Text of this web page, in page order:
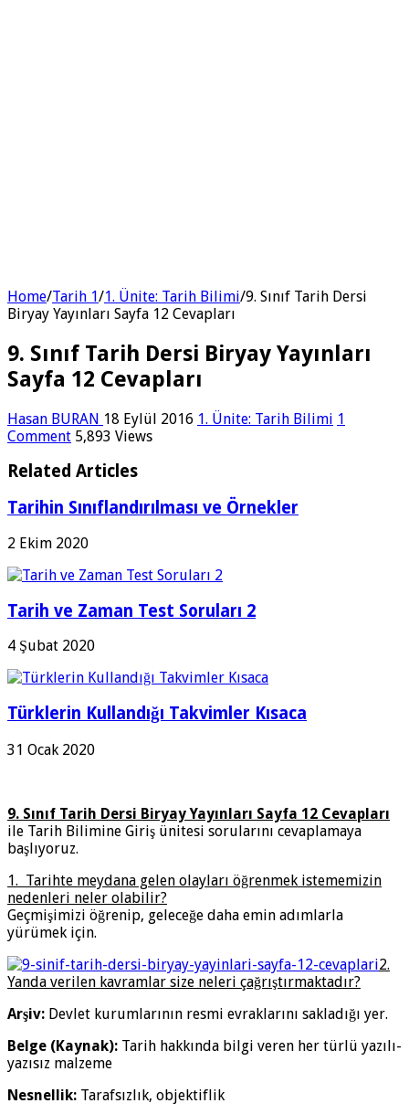
Home/Tarih 1/1. Ünite: Tarih Bilimi/9. Sınıf Tarih Dersi
Biryay Yayınları Sayfa 12 Cevapları
9. Sınıf Tarih Dersi Biryay Yayınları
Sayfa 12 Cevapları
Hasan BURAN 18 Eylül 2016 1. Ünite: Tarih Bilimi 1
Comment 5,893 Views
Related Articles
Tarihin Sınıflandırılması ve Örnekler
2 Ekim 2020
Tarih ve Zaman Test Soruları 2
4 Şubat 2020
Türklerin Kullandığı Takvimler Kısaca
31 Ocak 2020
9. Sınıf Tarih Dersi Biryay Yayınları Sayfa 12 Cevapları
ile Tarih Bilimine Giriş ünitesi sorularını cevaplamaya
başlıyoruz.
1. Tarihte meydana gelen olayları öğrenmek istememizin
nedenleri neler olabilir?
Geçmişimizi öğrenip, geleceğe daha emin adımlarla
yürümek için.
2.
Yanda verilen kavramlar size neleri çağrıştırmaktadır?
Arşiv: Devlet kurumlarının resmi evraklarını sakladığı yer.
Belge (Kaynak): Tarih hakkında bilgi veren her türlü yazılı-
yazısız malzeme
Nesnellik: Tarafsızlık, objektiflik